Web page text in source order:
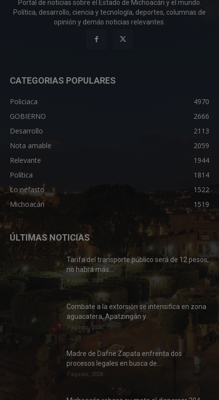
Portal de noticias sobre el Estado de Michoacán y el mundo.
Política, desarrollo, ciencia y tecnología, deportes, columnas de
opinión y demás noticias relevantes.
CATEGORIAS POPULARES
Policiaca
4970
GOBIERNO
2666
Desarrollo
2113
Nota amable
2059
Relevante
1944
Política
1814
Lo nefasto
1522
Michoacán
1519
ÚLTIMAS NOTICIAS
Tarifa del transporte público será de 12 pesos;
no habrá más...
8 agosto, 2026
Combate a la extorsión se intensifica en zona
aguacatera, Apatzingán y...
7 agosto, 2026
Madre de Dafne Zapata enfrenta dos
procesos legales en busca de...
7 agosto, 2026